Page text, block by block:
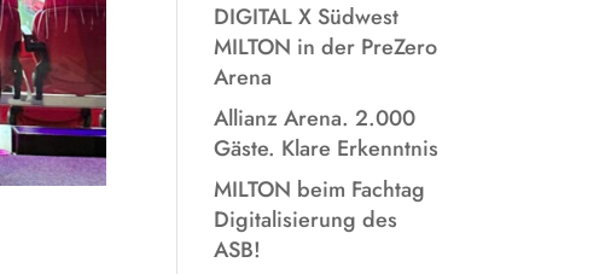
DIGITAL X Südwest
MILTON in der PreZero
Arena
Allianz Arena. 2.000
Gäste. Klare Erkenntnis
MILTON beim Fachtag
Digitalisierung des
ASB!